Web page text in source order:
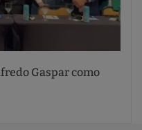
Gaspar como